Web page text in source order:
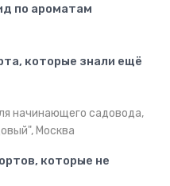
по ароматам
которые знали ещё
которые не